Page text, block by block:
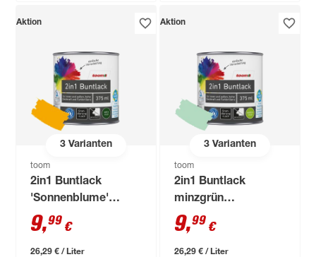
3Varianten
Aktion
toom
2in1 Buntlack
'Sonnenblume'
orangegelb matt 375
ml
9,99 €
26,29 € / Liter
3Varianten
Aktion
toom
2in1 Buntlack
minzgrün
seidenmatt 375 ml
9,99 €
26,29 € / Liter